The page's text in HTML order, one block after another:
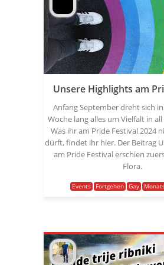
Unsere Highlights am
Anfang September dreht sich
Woche lang alles um Vielfalt in
Was ihr am Pride Festival 2024
dürft, findet ihr hier. Der Beitrag
am Pride Festival erschien
Flora.
Events Fortgehen Gay